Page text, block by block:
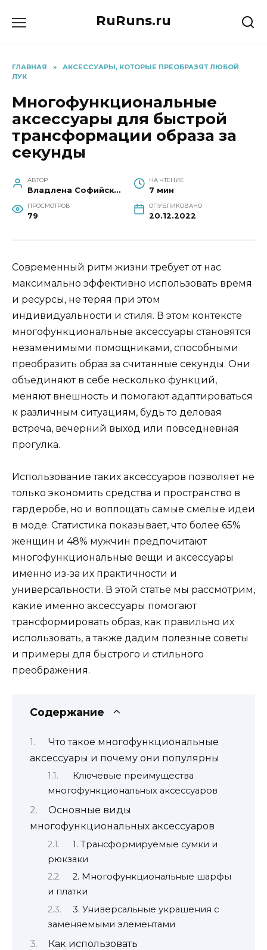
RuRuns.ru
ГЛАВНАЯ »
АКСЕССУАРЫ, КОТОРЫЕ ПРЕОБРАЗЯТ ЛЮБОЙ
ЛУК
Многофункциональные
аксессуары для быстрой
трансформации образа за
секунды
АВТОР
Владлена Софийская
НА ЧТЕНИЕ
7 мин
ПРОСМОТРОВ
79
ОПУБЛИКОВАНО
20.12.2022
Современный ритм жизни требует от нас
максимально эффективно использовать время
и ресурсы, не теряя при этом
индивидуальности и стиля. В этом контексте
многофункциональные аксессуары становятся
незаменимыми помощниками, способными
преобразить образ за считанные секунды. Они
объединяют в себе несколько функций,
меняют внешность и помогают адаптироваться
к различным ситуациям, будь то деловая
встреча, вечерний выход или повседневная
прогулка.
Использование таких аксессуаров позволяет не
только экономить средства и пространство в
гардеробе, но и воплощать самые смелые идеи
в моде. Статистика показывает, что более 65%
женщин и 48% мужчин предпочитают
многофункциональные вещи и аксессуары
именно из-за их практичности и
универсальности. В этой статье мы рассмотрим,
какие именно аксессуары помогают
трансформировать образ, как правильно их
использовать, а также дадим полезные советы
и примеры для быстрого и стильного
преображения.
Содержание
Что такое многофункциональные
аксессуары и почему они популярны
Ключевые преимущества
многофункциональных аксессуаров
Основные виды
многофункциональных аксессуаров
1. Трансформируемые сумки и
рюкзаки
2. Многофункциональные шарфы
и платки
3. Универсальные украшения с
заменяемыми элементами
Как использовать